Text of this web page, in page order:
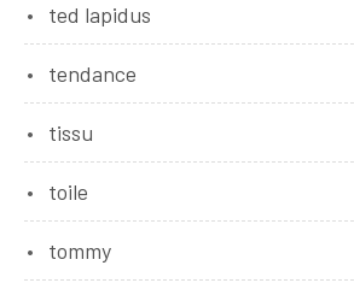
ted lapidus
tendance
tissu
toile
tommy